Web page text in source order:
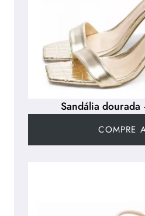
Sandália
COMPRE